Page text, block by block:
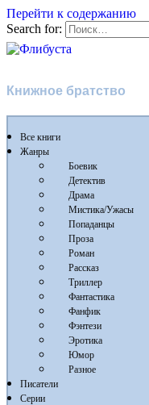
Перейти к содержанию
Search for:
Книжное братство
Все книги
Жанры
Боевик
Детектив
Драма
Мистика/Ужасы
Попаданцы
Проза
Роман
Рассказ
Триллер
Фантастика
Фанфик
Фэнтези
Эротика
Юмор
Разное
Писатели
Серии